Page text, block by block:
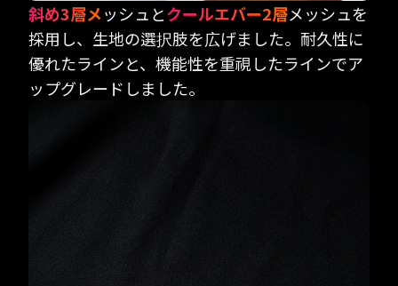
斜め3層メッシュとクールエバー2層メッシュを
採用し、生地の選択肢を広げました。耐久性に
優れたラインと、機能性を重視したラインでア
ップグレードしました。